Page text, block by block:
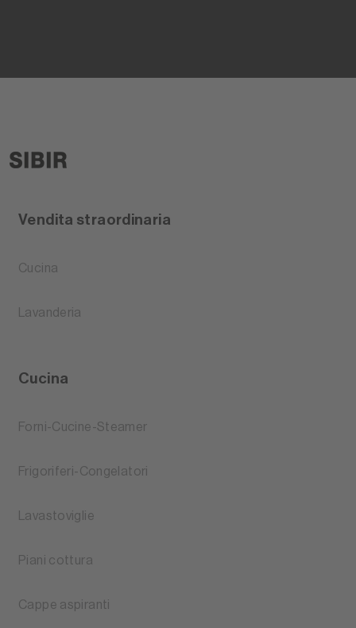
Vendita straordinaria
Cucina
Lavanderia
Cucina
Forni-Cucine-Steamer
Frigoriferi-Congelatori
Lavastoviglie
Piani cottura
Cappe aspiranti